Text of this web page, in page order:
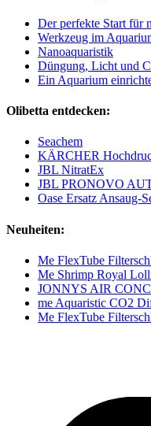
Der perfekte Start für
Werkzeug im
Nanoaquaristik
Düngung, Licht und
Ein Aquarium
Olibetta entdecken:
Seachem
KÄRCHER
JBL NitratEx
JBL PRONOVO
Oase Ersatz Ansaug-
Neuheiten:
Me FlexTube
Me Shrimp Royal
JONNYS AIR
me Aquaristic CO2
Me FlexTube